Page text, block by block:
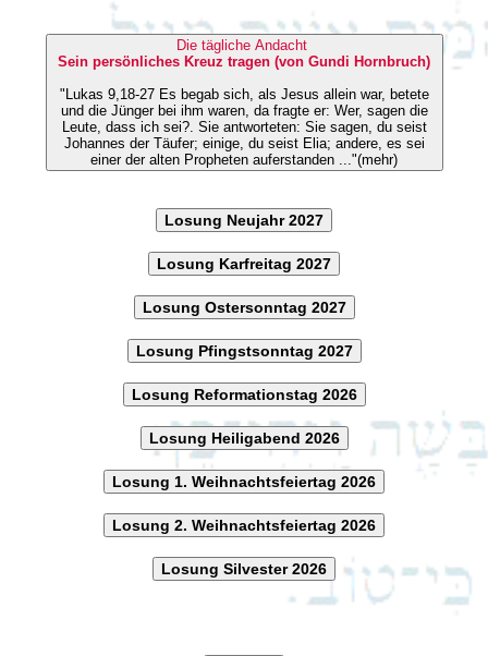
Die tägliche Andacht
Sein persönliches Kreuz tragen (von Gundi Hornbruch)
"Lukas 9,18-27 Es begab sich, als Jesus allein war, betete
und die Jünger bei ihm waren, da fragte er: Wer, sagen die
Leute, dass ich sei?. Sie antworteten: Sie sagen, du seist
Johannes der Täufer; einige, du seist Elia; andere, es sei
einer der alten Propheten auferstanden ..."(mehr)
Losung Neujahr 2027
Losung Karfreitag 2027
Losung Ostersonntag 2027
Losung Pfingstsonntag 2027
Losung Reformationstag 2026
Losung Heiligabend 2026
Losung 1. Weihnachtsfeiertag 2026
Losung 2. Weihnachtsfeiertag 2026
Losung Silvester 2026